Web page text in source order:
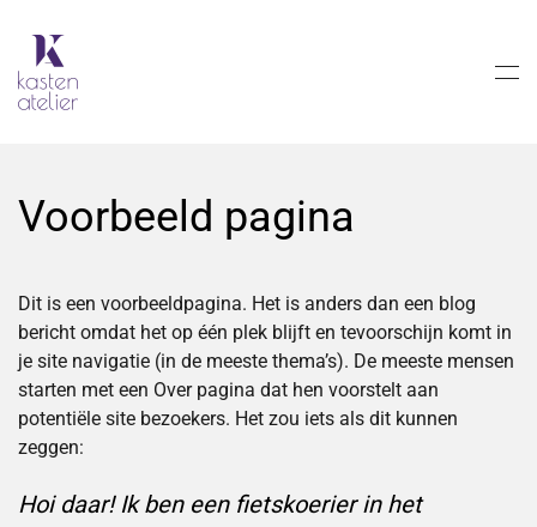
Skip to main content
Voorbeeld pagina
Dit is een voorbeeldpagina. Het is anders dan een blog
bericht omdat het op één plek blijft en tevoorschijn komt in
je site navigatie (in de meeste thema’s). De meeste mensen
starten met een Over pagina dat hen voorstelt aan
potentiële site bezoekers. Het zou iets als dit kunnen
zeggen:
Hoi daar! Ik ben een fietskoerier in het